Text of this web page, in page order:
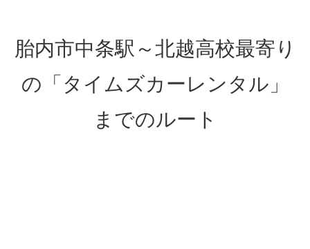
胎内市中条駅～北越高校最寄り
の「タイムズカーレンタル」
までのルート